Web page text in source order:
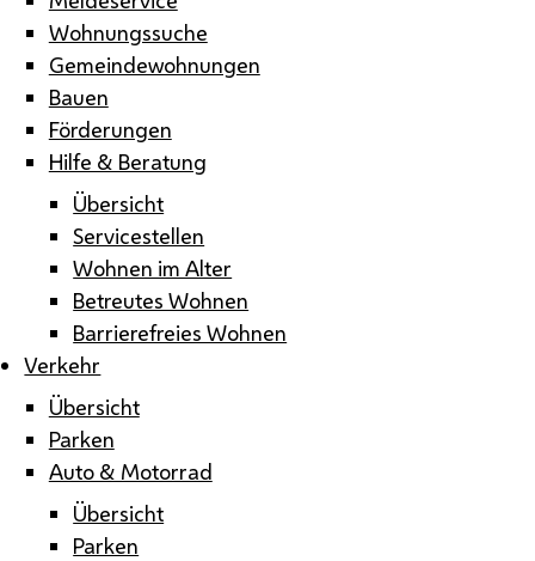
Wohnungssuche
Gemeindewohnungen
Bauen
Förderungen
Hilfe & Beratung
Übersicht
Servicestellen
Wohnen im Alter
Betreutes Wohnen
Barrierefreies Wohnen
Verkehr
Übersicht
Parken
Auto & Motorrad
Übersicht
Parken